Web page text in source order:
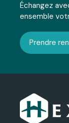
Échangez
ensemble
Prendre